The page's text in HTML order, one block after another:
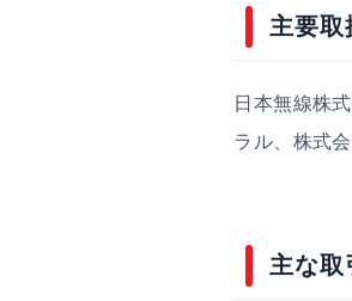
主要取
日本無線株
ラル、株式
主な取